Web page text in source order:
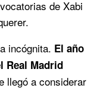
de Xabi
incógnita. El año
Real Madrid
llegó a considerar